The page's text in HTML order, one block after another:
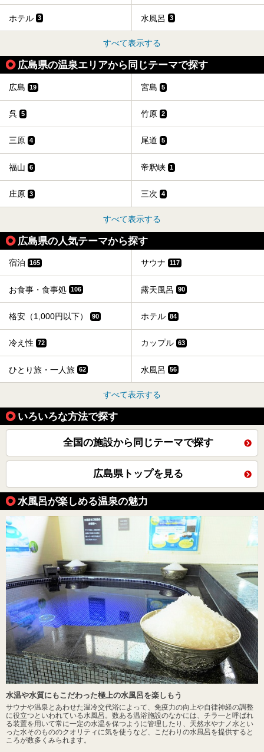
ホテル 3 水風呂 3
すべて表示する
広島県の温泉エリアから同じテーマで探す
広島 19 宮島 5
呉 5 竹原 2
三原 4 尾道 5
福山 6 帝釈峡 1
庄原 3 三次 4
すべて表示する
広島県の人気テーマから探す
宿泊 165 サウナ 117
お食事・食事処 106 露天風呂 90
格安（1,000円以下） 90 ホテル 84
冷え性 72 カップル 63
ひとり旅・一人旅 62 水風呂 56
すべて表示する
いろいろな方法で探す
全国の施設から同じテーマで探す
広島県トップを見る
水風呂が楽しめる温泉の魅力
水温や水質にもこだわった極上の水風呂を楽しもう
サウナや温泉とあわせた温冷交代浴によって、免疫力の向上や自律神経の調整
に役立つといわれている水風呂。数ある温浴施設のなかには、チラ―と呼ばれ
る装置を用いて常に一定の水温を保つように管理したり、天然水やナノ水とい
った水そのもののクオリティに気を使うなど、こだわりの水風呂を提供すると
ころが数多くみられます。